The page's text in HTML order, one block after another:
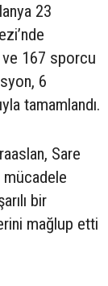
23
ve 167 sporcu
6
tamamlandı.
Sare
mücadele
bir
mağlup etti